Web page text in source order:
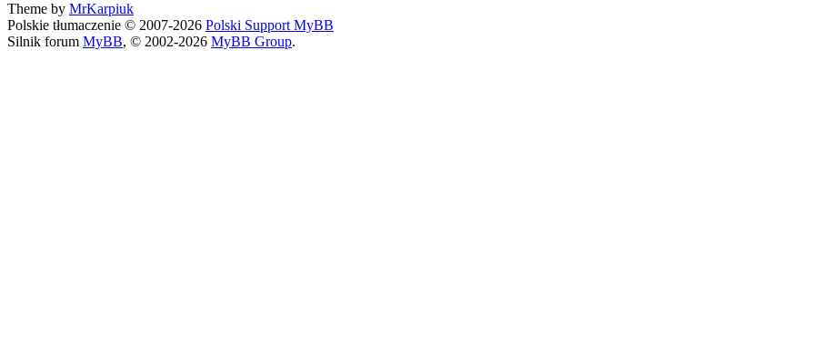
Theme by MrKarpiuk
Polskie tłumaczenie © 2007-2026 Polski Support MyBB
Silnik forum MyBB, © 2002-2026 MyBB Group.